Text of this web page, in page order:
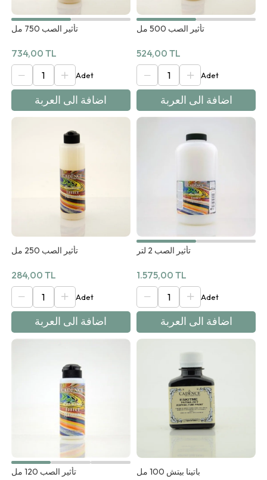
تأثير الصب 750 مل
734,00 TL
اضافة الى العربة
تأثير الصب 500 مل
524,00 TL
اضافة الى العربة
تأثير الصب 250 مل
284,00 TL
اضافة الى العربة
تأثير الصب 2 لتر
1.575,00 TL
اضافة الى العربة
تأثير الصب 120 مل باتينا بيتش 100 مل